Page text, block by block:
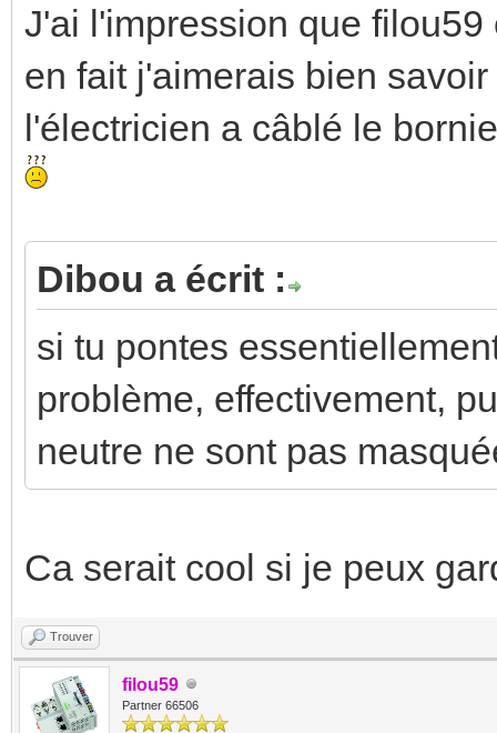
J'ai l'impression que
en fait j'aimerais bien
l'électricien a câblé le
Dibou a écrit :
si tu pontes
problème, effectivement,
neutre ne sont pas
Ca serait cool si je peux
Trouver
filou59
Partner 66506